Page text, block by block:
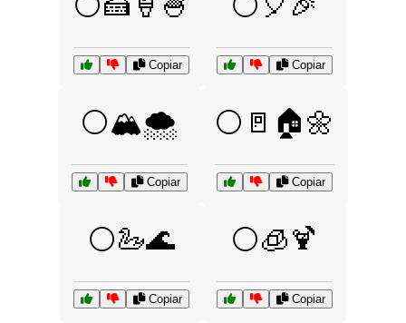
Copiar Copiar
⚪🏔️🌨️
Copiar
⚪🚪🏠🌼
Copiar
⚪🦢🌊
Copiar
⚪🧊🍹
Copiar